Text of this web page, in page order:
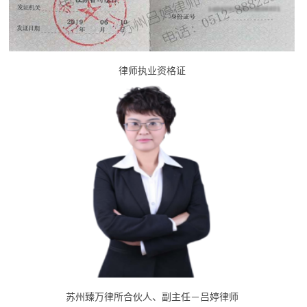
律师执业资格证
苏州臻万律所合伙人、副主任－吕婷律师